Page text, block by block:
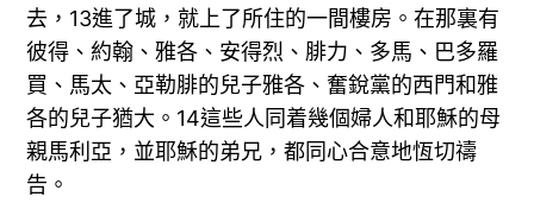
去，13進了城，就上了所住的一間樓房。在那裏有
彼得、約翰、雅各、安得烈、腓力、多馬、巴多羅
買、馬太、亞勒腓的兒子雅各、奮銳黨的西門和雅
各的兒子猶大。14這些人同着幾個婦人和耶穌的母
親馬利亞，並耶穌的弟兄，都同心合意地恆切禱
告。